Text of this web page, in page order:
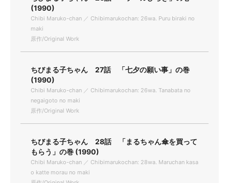
(1990)
Chibi Maruko-chan ／ Chibimarukochan: 26wa. Puru biraki no
maki
原作/Original Work
ちびまる子ちゃん 27話 「七夕の願い事」の巻
(1990)
Chibi Maruko-chan ／ Chibimarukochan: 26wa. Tanabata no
negaigoto no maki
原作/Original Work
ちびまる子ちゃん 28話 「まるちゃん傘を買って
もらう」の巻 (1990)
Chibi Maruko-chan ／ Chibimarukochan: 28wa. Maruchan kasa
o katte morau no maki